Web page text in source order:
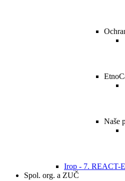
Naše
Irop - 7. REACT-
Spol. org. a ZUČ